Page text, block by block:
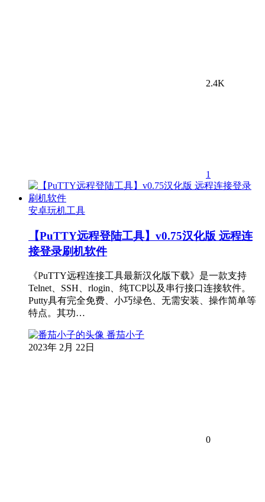
2.4K
1
安卓玩机工具
【PuTTY远程登陆工具】v0.75汉化版 远程连
接登录刷机软件
《PuTTY远程连接工具最新汉化版下载》是一款支持
Telnet、SSH、rlogin、纯TCP以及串行接口连接软件。
Putty具有完全免费、小巧绿色、无需安装、操作简单等
特点。其功…
番茄小子
2023年 2月 22日
0